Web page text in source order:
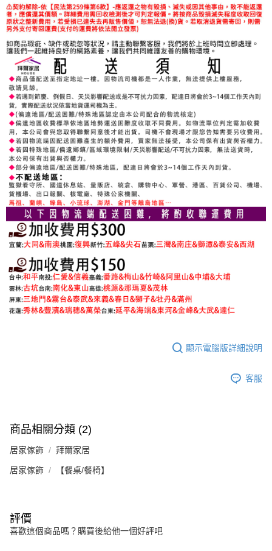
顯示電腦版詳細說明
客服
商品相關分類 (2)
居家傢飾 拜爾家居
居家傢飾 【餐桌/餐椅】
評價
喜歡這個商品嗎？購買後給他一個好評吧